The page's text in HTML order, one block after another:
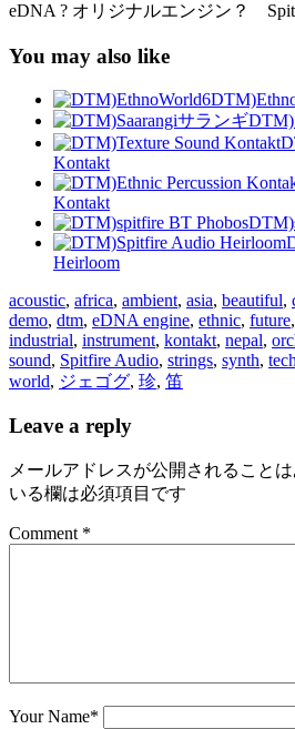
eDNA ? オリジナルエンジン？
You may also like
Kontakt
Kontakt
Heirloom
acoustic, africa, ambient, asia, beautiful,
demo, dtm, eDNA engine, ethnic, future,
industrial, instrument, kontakt, nepal,
sound, Spitfire Audio, strings, synth,
world, ジェゴグ, 珍, 笛
Leave a reply
メールアドレスが公開されることは
いる欄は必須項目です
Comment *
Your Name*